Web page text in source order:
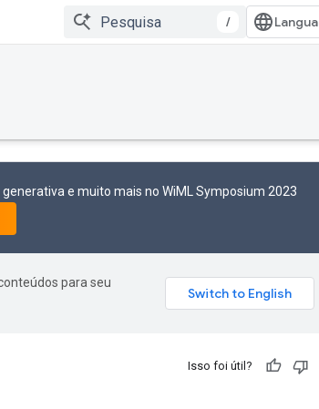
/
e muito mais no WiML Symposium 2023
para seu
Isso foi útil?